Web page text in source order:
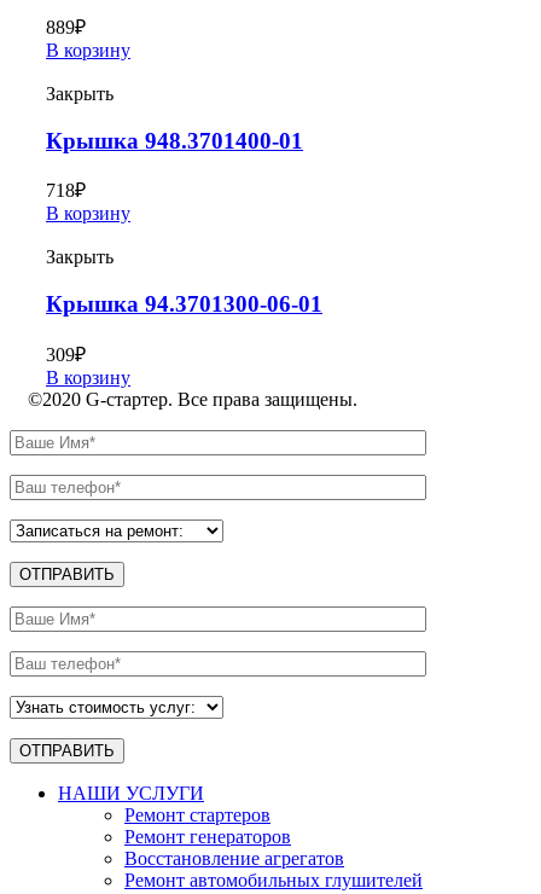
889₽
В корзину
Закрыть
Крышка 948.3701400-01
718₽
В корзину
Закрыть
Крышка 94.3701300-06-01
309₽
В корзину
©2020 G-стартер. Все права защищены.
НАШИ УСЛУГИ
Ремонт стартеров
Ремонт генераторов
Восстановление агрегатов
Ремонт автомобильных глушителей